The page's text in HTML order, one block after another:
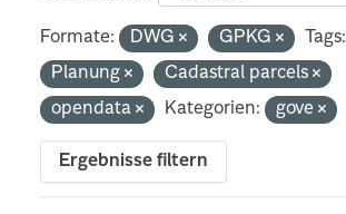
Formate: DWG GPKG
Tags:
Planung
Cadastral parcels
opendata
Kategorien: gove
Ergebnisse filtern